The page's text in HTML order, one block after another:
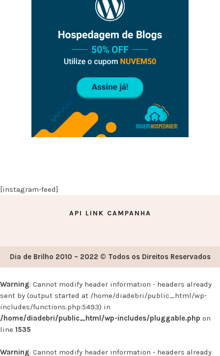
[instagram-feed]
API LINK CAMPANHA
Dia de Brilho 2010 – 2022 © Todos os Direitos Reservados
Warning: Cannot modify header information - headers already
sent by (output started at /home/diadebri/public_html/wp-
includes/functions.php:5493) in
/home/diadebri/public_html/wp-includes/pluggable.php on
line 1535
Warning: Cannot modify header information - headers already